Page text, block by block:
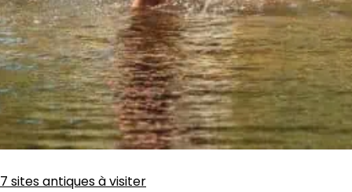
7 sites antiques à visiter